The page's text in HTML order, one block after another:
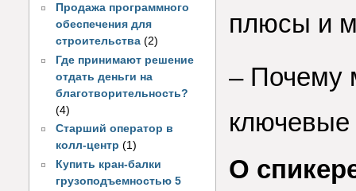
Продажа программного
обеспечения для
строительства (2)
Где принимают решение
отдать деньги на
благотворительность?
(4)
Старший оператор в
колл-центр (1)
Купить кран-балки
грузоподъемностью 5
плюсы и
– Почему
О